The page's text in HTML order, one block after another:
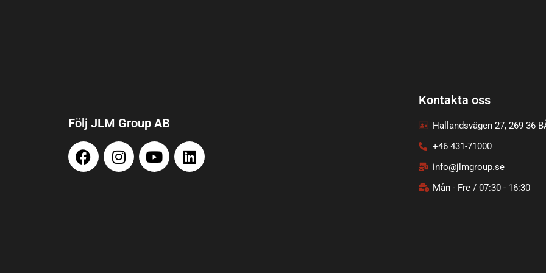
Följ JLM Group AB
Kontakta oss
Hallandsvägen 27, 269 36
+46 431-71000
info@jlmgroup.se
Mån - Fre / 07:30 - 16:30